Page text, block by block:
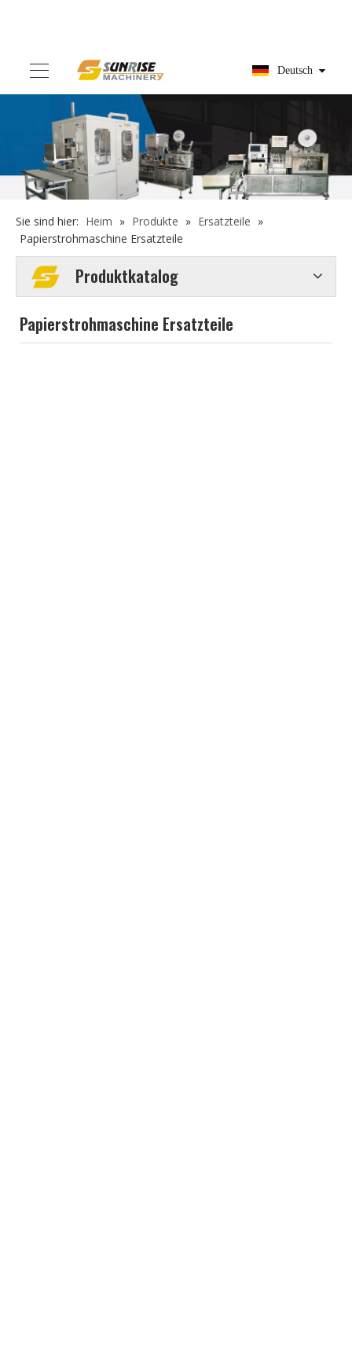
Deutsch
Sie sind hier: Heim » Produkte » Ersatzteile »
Papierstrohmaschine Ersatzteile
Produktkatalog
Papierstrohmaschine Ersatzteile